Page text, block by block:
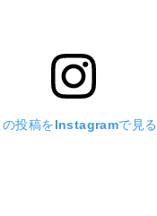
の投稿をInstagramで見る